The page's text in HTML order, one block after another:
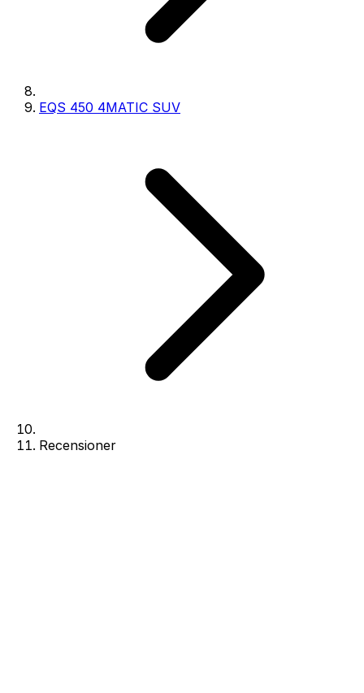
EQS 450 4MATIC SUV
Recensioner